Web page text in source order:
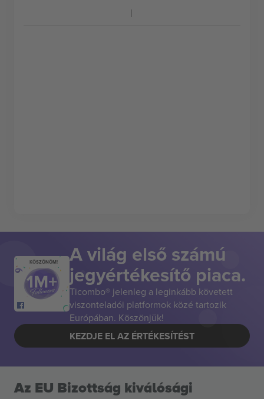
KÖSZÖNÖM! A világ első számú
jegyértékesítő piaca.
Ticombo® jelenleg a leginkább követett
viszonteladói platformok közé tartozik
Európában. Köszönjük!
KEZDJE EL AZ ÉRTÉKESÍTÉST
Az EU Bizottság kiválósági